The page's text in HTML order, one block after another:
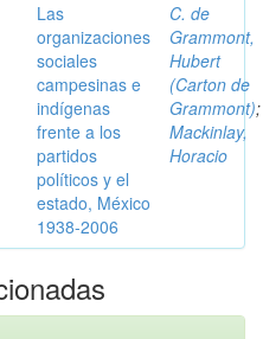
Las
organizaciones
sociales
campesinas e
indígenas
frente a los
partidos
políticos y el
estado, México
1938-2006
C. de
Grammont,
Hubert
(Carton de
Grammont);
Mackinlay,
Horacio